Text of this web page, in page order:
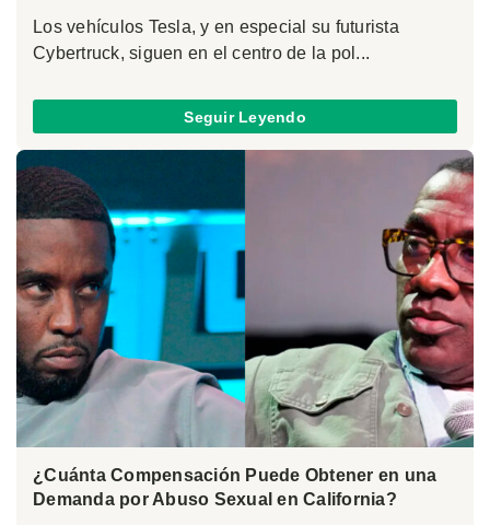
Los vehículos Tesla, y en especial su futurista
Cybertruck, siguen en el centro de la pol...
Seguir Leyendo
¿Cuánta Compensación Puede Obtener en una
Demanda por Abuso Sexual en California?